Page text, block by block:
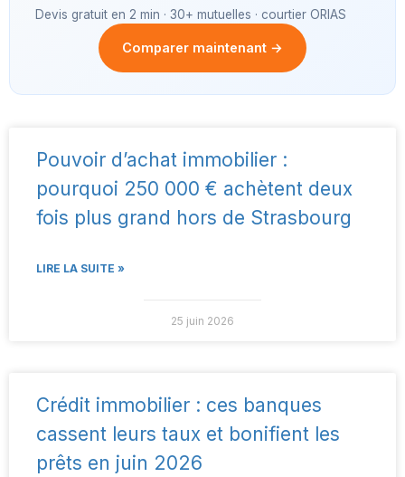
Devis gratuit en 2 min · 30+ mutuelles · courtier ORIAS
Comparer maintenant →
Pouvoir d’achat immobilier :
pourquoi 250 000 € achètent deux
fois plus grand hors de Strasbourg
LIRE LA SUITE »
25 juin 2026
Crédit immobilier : ces banques
cassent leurs taux et bonifient les
prêts en juin 2026